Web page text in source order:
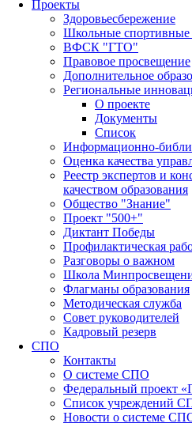
Проекты
Здоровьесбережение
Школьные
ВФСК "ГТО"
Правовое просвещение
Дополнительное
Региональные
О проекте
Документы
Список
Информационно-
Оценка качества
Реестр экспертов и
качеством образования
Общество "Знание"
Проект "500+"
Диктант Победы
Профилактическая
Разговоры о важном
Школа
Флагманы образования
Методическая служба
Совет руководителей
Кадровый резерв
СПО
Контакты
О системе СПО
Федеральный проект
Список учреждений
Новости о системе